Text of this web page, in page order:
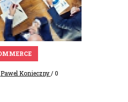
Pawel Konieczny/ 0